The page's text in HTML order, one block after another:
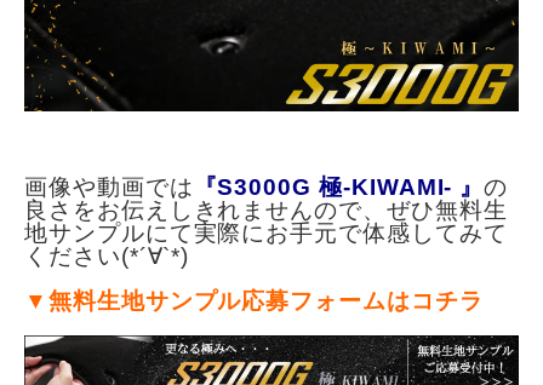
画像や動画では 『S3000G 極-KIWAMI- 』の
良さをお伝えしきれませんので、ぜひ無料生
地サンプルにて実際にお手元で体感してみて
ください(*´∀`*)
▼無料生地サンプル応募フォームはコチラ